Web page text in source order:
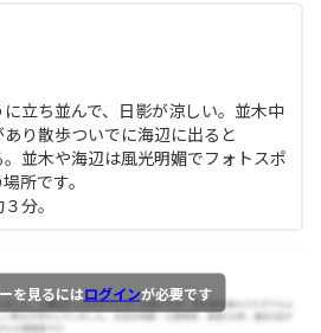
立ち並んで、日影が涼しい。並木中
り散歩ついでに海辺に出ると
並木や海辺は風光明媚でフォトスポ
所です。
分。
を見るにはログインが必要です